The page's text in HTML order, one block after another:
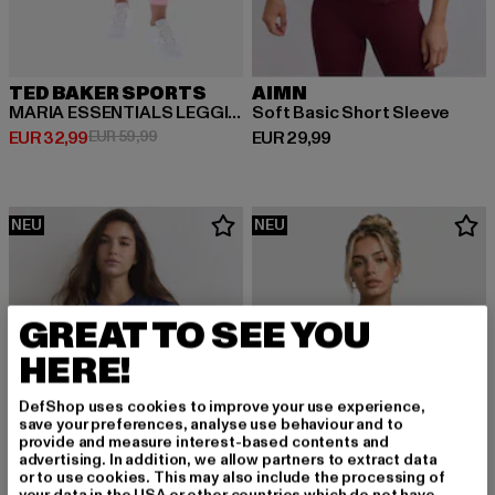
TED BAKER SPORTS
MARIA ESSENTIALS LEGGINGS
EUR 32,99
Derzeitiger Preis: EUR 32,99
EUR 59,99Aktionspreis: EUR 59,99
AIMN
Soft Basic Short Sleeve
EUR 29,99
Derzeitiger Preis: EUR 29,99
NEU NEU
GREAT TO SEE YOU
HERE!
DefShop uses cookies to improve your use experience,
save your preferences, analyse use behaviour and to
provide and measure interest-based contents and
advertising. In addition, we allow partners to extract data
or to use cookies. This may also include the processing of